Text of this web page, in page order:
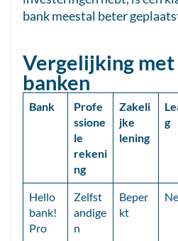
bank meestal beter
Vergelijking met
banken
Bank
Profe
ssione
le
rekeni
ng
Zakeli
jke
lening
g
Hello
bank!
Pro
Zelfst
andige
n
Beper
kt